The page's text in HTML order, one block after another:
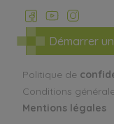
FacebookYoutube
Démarrer
Politique de
Conditions
Mentions légales